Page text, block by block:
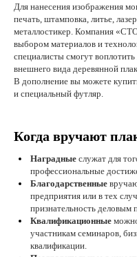
Для нанесения изображения
печать, штамповка, литье,
металлостикер. Компания
выбором материалов и
специалисты смогут
внешнего вида деревянной
В дополнение вы можете
и специальный футляр.
Когда вручают
Наградные служат для
профессиональные
Благодарственные
предприятия или в тех
признательность деловым
Квалификационные
участникам семинаров,
квалификации.